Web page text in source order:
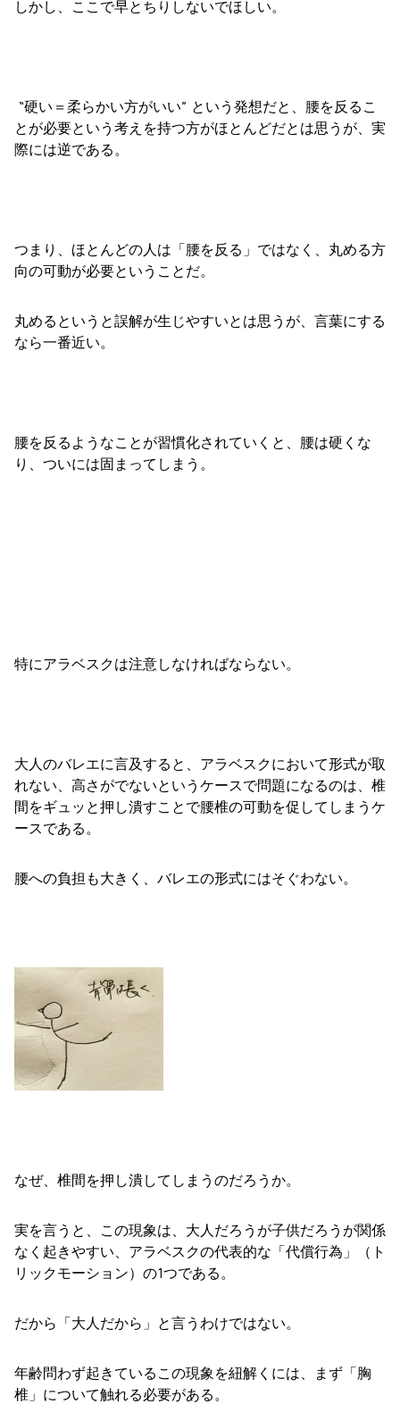
しかし、ここで早とちりしないでほしい。
“硬い＝柔らかい方がいい” という発想だと、腰を反るこ
とが必要という考えを持つ方がほとんどだとは思うが、実
際には逆である。
つまり、ほとんどの人は「腰を反る」ではなく、丸める方
向の可動が必要ということだ。
丸めるというと誤解が生じやすいとは思うが、言葉にする
なら一番近い。
腰を反るようなことが習慣化されていくと、腰は硬くな
り、ついには固まってしまう。
特にアラベスクは注意しなければならない。
大人のバレエに言及すると、アラベスクにおいて形式が取
れない、高さがでないというケースで問題になるのは、椎
間をギュッと押し潰すことで腰椎の可動を促してしまうケ
ースである。
腰への負担も大きく、バレエの形式にはそぐわない。
なぜ、椎間を押し潰してしまうのだろうか。
実を言うと、この現象は、大人だろうが子供だろうが関係
なく起きやすい、アラベスクの代表的な「代償行為」（ト
リックモーション）の1つである。
だから「大人だから」と言うわけではない。
年齢問わず起きているこの現象を紐解くには、まず「胸
椎」について触れる必要がある。